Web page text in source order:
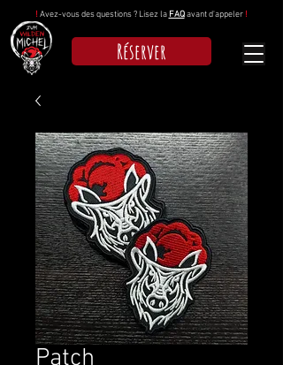
! Avez-vous des questions ? Lisez la FAQavant d'appeler !
Réserver
Patch